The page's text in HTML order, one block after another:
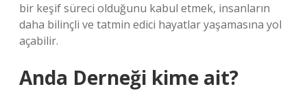
bir keşif süreci olduğunu kabul etmek, insanların
daha bilinçli ve tatmin edici hayatlar yaşamasına yol
açabilir.
Anda Derneği kime ait?